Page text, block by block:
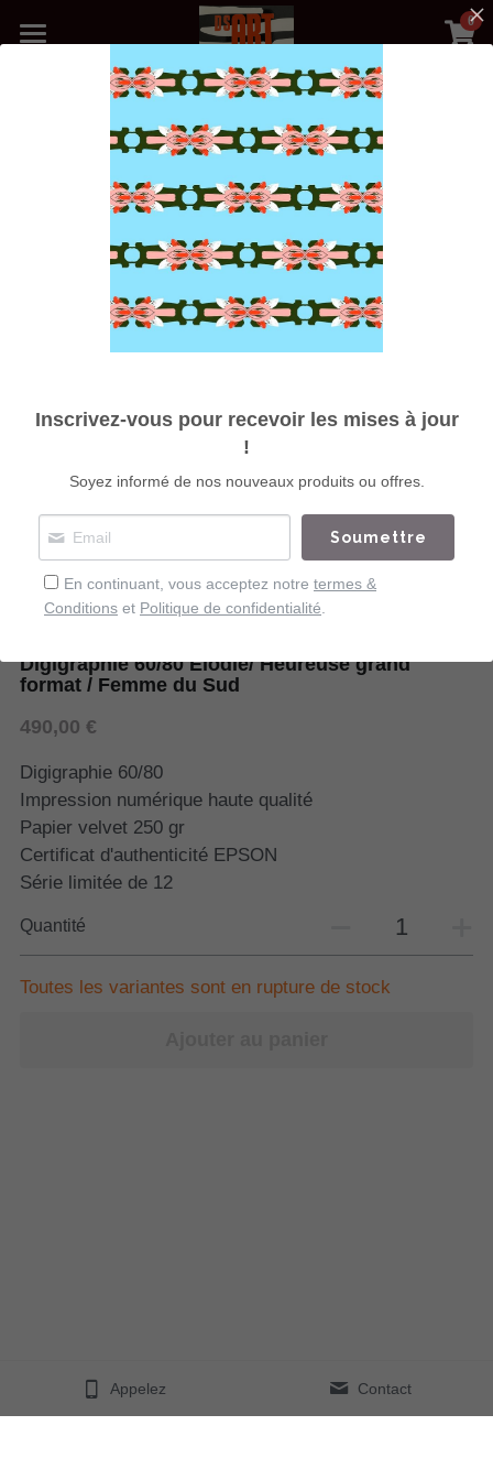
0
Accueil
Boutique
Médias
Nos Artistes
Rechercher
Précédent
Digigraphie 60/80 Elodie/ Heureuse grand
format / Femme du Sud
490,00 €
Digigraphie 60/80
Impression numérique haute qualité
Papier velvet 250 gr
Certificat d'authenticité EPSON
Série limitée de 12
Quantité
Toutes les variantes sont en rupture de stock
×
LES CATÉGORIES DE LA BOUTIQUE
Toutes les catégories
Appelez Contact
Inscrivez-vous pour recevoir les mises à jour
!
Soyez informé de nos nouveaux produits ou offres.
Soumettre
En continuant, vous acceptez notre termes &
Conditions et Politique de confidentialité